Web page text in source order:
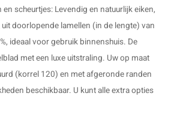
scheurtjes: Levendig en natuurlijk eiken,
doorlopende lamellen (in de lengte) van
ideaal voor gebruik binnenshuis. De
met een luxe uitstraling. Uw op maat
(korrel 120) en met afgeronde randen
beschikbaar. U kunt alle extra opties